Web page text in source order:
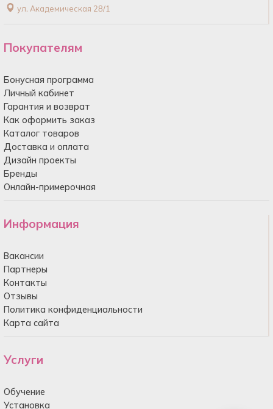
ул. Академическая 28/1
Покупателям
Бонусная программа
Личный кабинет
Гарантия и возврат
Как оформить заказ
Каталог товаров
Доставка и оплата
Дизайн проекты
Бренды
Онлайн-примерочная
Информация
Вакансии
Партнеры
Контакты
Отзывы
Политика конфиденциальности
Карта сайта
Услуги
Обучение
Установка